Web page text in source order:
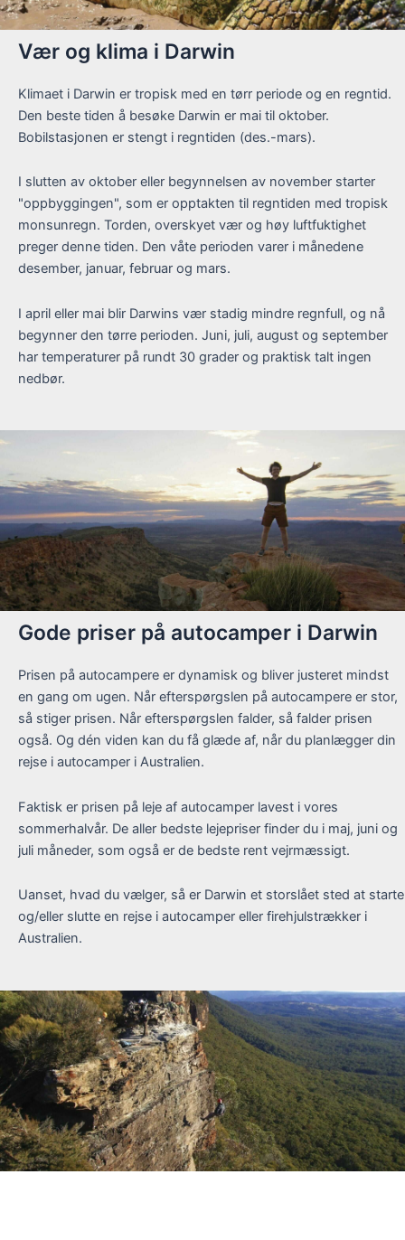
Vær og klima i Darwin
Klimaet i Darwin er tropisk med en tørr periode og en regntid.
Den beste tiden å besøke Darwin er mai til oktober.
Bobilstasjonen er stengt i regntiden (des.-mars).
I slutten av oktober eller begynnelsen av november starter
"oppbyggingen", som er opptakten til regntiden med tropisk
monsunregn. Torden, overskyet vær og høy luftfuktighet
preger denne tiden. Den våte perioden varer i månedene
desember, januar, februar og mars.
I april eller mai blir Darwins vær stadig mindre regnfull, og nå
begynner den tørre perioden. Juni, juli, august og september
har temperaturer på rundt 30 grader og praktisk talt ingen
nedbør.
Gode priser på autocamper i Darwin
Prisen på autocampere er dynamisk og bliver justeret mindst
en gang om ugen. Når efterspørgslen på autocampere er stor,
så stiger prisen. Når efterspørgslen falder, så falder prisen
også. Og dén viden kan du få glæde af, når du planlægger din
rejse i autocamper i Australien.
Faktisk er prisen på leje af autocamper lavest i vores
sommerhalvår. De aller bedste lejepriser finder du i maj, juni og
juli måneder, som også er de bedste rent vejrmæssigt.
Uanset, hvad du vælger, så er Darwin et storslået sted at starte
og/eller slutte en rejse i autocamper eller firehjulstrækker i
Australien.